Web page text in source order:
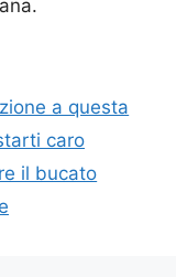
a questa
caro
il bucato